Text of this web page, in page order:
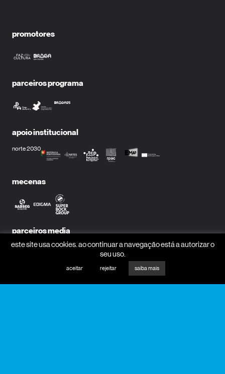
promotores
parceiros programa
apoio institucional
norte 2030
mecenas
parceiros media
receber newsletter?
este site usa cookies. ao continuar a navegação está a autorizar o
seu uso.
aceitar rejeitar saiba mais